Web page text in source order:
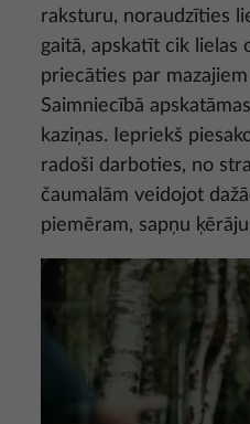
raksturu, noraudzīties
gaitā, apskatīt cik lielas
priecāties par
Saimniecībā
kaziņas. Iepriekš
radoši darboties, no
čaumalām veidojot
piemēram, sapņu